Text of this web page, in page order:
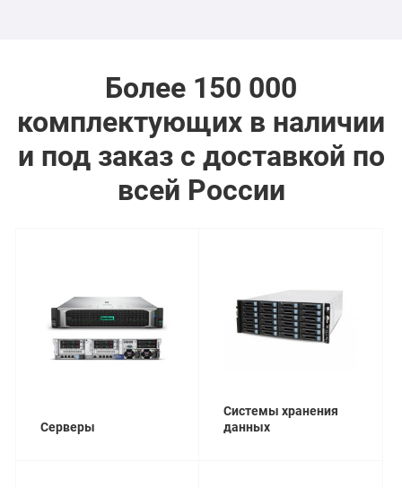
Более 150 000
комплектующих в наличии
и под заказ с доставкой по
всей России
Серверы
Системы хранения
данных